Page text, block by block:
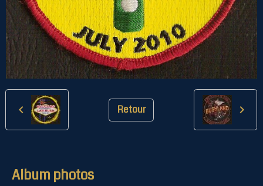
Retour
Album photos